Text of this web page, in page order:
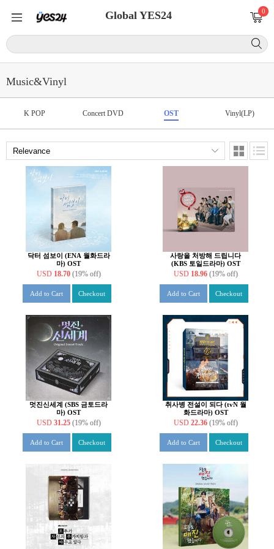
Global YES24 0
Music&Vinyl
K POP Concert DVD OST Vinyl(LP)
닥터 섬보이 (ENA 월화드라
마) OST
USD 18.70 (19% off)
Add to Cart Checkout
사랑을 처방해 드립니다
(KBS 토일드라마) OST
USD 18.96 (19% off)
Add to Cart Checkout
멋진신세계 (SBS 금토드라
마) OST
USD 31.25 (19% off)
Add to Cart Checkout
취사병 전설이 되다 (tvN 월
화드라마) OST
USD 22.36 (19% off)
Add to Cart Checkout